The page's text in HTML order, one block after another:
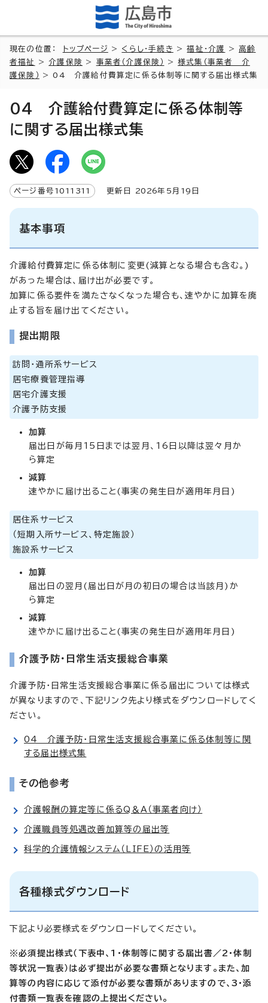
現在の位置： トップページ > くらし・手続き >福祉・介護 >高齢
者福祉
> 介護保険 > 事業者（介護保険） >様式集（事業者 介
護保険）
> 04 介護給付費算定に係る体制等に関する届出様式集
04 介護給付費算定に係る体制等
に関する届出様式集
ページ番号 1011311 更新日 2026年5月 19 日
基本事項
介護給付費算定に係る体制に変更(減算となる場合も含む。)
があった場合は、届け出が必要です。
加算に係る要件を満たさなくなった場合も、速やかに加算を廃
止する旨を届け出てください。
提出期限
訪問・通所系サービス
居宅療養管理指導
居宅介護支援
介護予防支援
加算
届出日が毎月15日までは翌月、16日以降は翌々月か
ら算定
減算
速やかに届け出ること(事実の発生日が適用年月日)
居住系サービス
（短期入所サービス、特定施設）
施設系サービス
加算
届出日の翌月(届出日が月の初日の場合は当該月)か
ら算定
減算
速やかに届け出ること(事実の発生日が適用年月日)
介護予防・日常生活支援総合事業
介護予防・日常生活支援総合事業に係る届出については様式
が異なりますので、下記リンク先より様式をダウンロードしてく
ださい。
04 介護予防・日常生活支援総合事業に係る体制等に関
する届出様式集
その他参考
介護報酬の算定等に係るQ＆A（事業者向け）
介護職員等処遇改善加算等の届出等
科学的介護情報システム（LIFE）の活用等
各種様式ダウンロード
下記より必要様式をダウンロードしてください。
※必須提出様式（下表中、1・体制等に関する届出書／2・体制
等状況一覧表）は必ず提出が必要な書類となります。また、加
算等の内容に応じて添付が必要な書類がありますので、3・添
付書類一覧表を確認の上提出ください。